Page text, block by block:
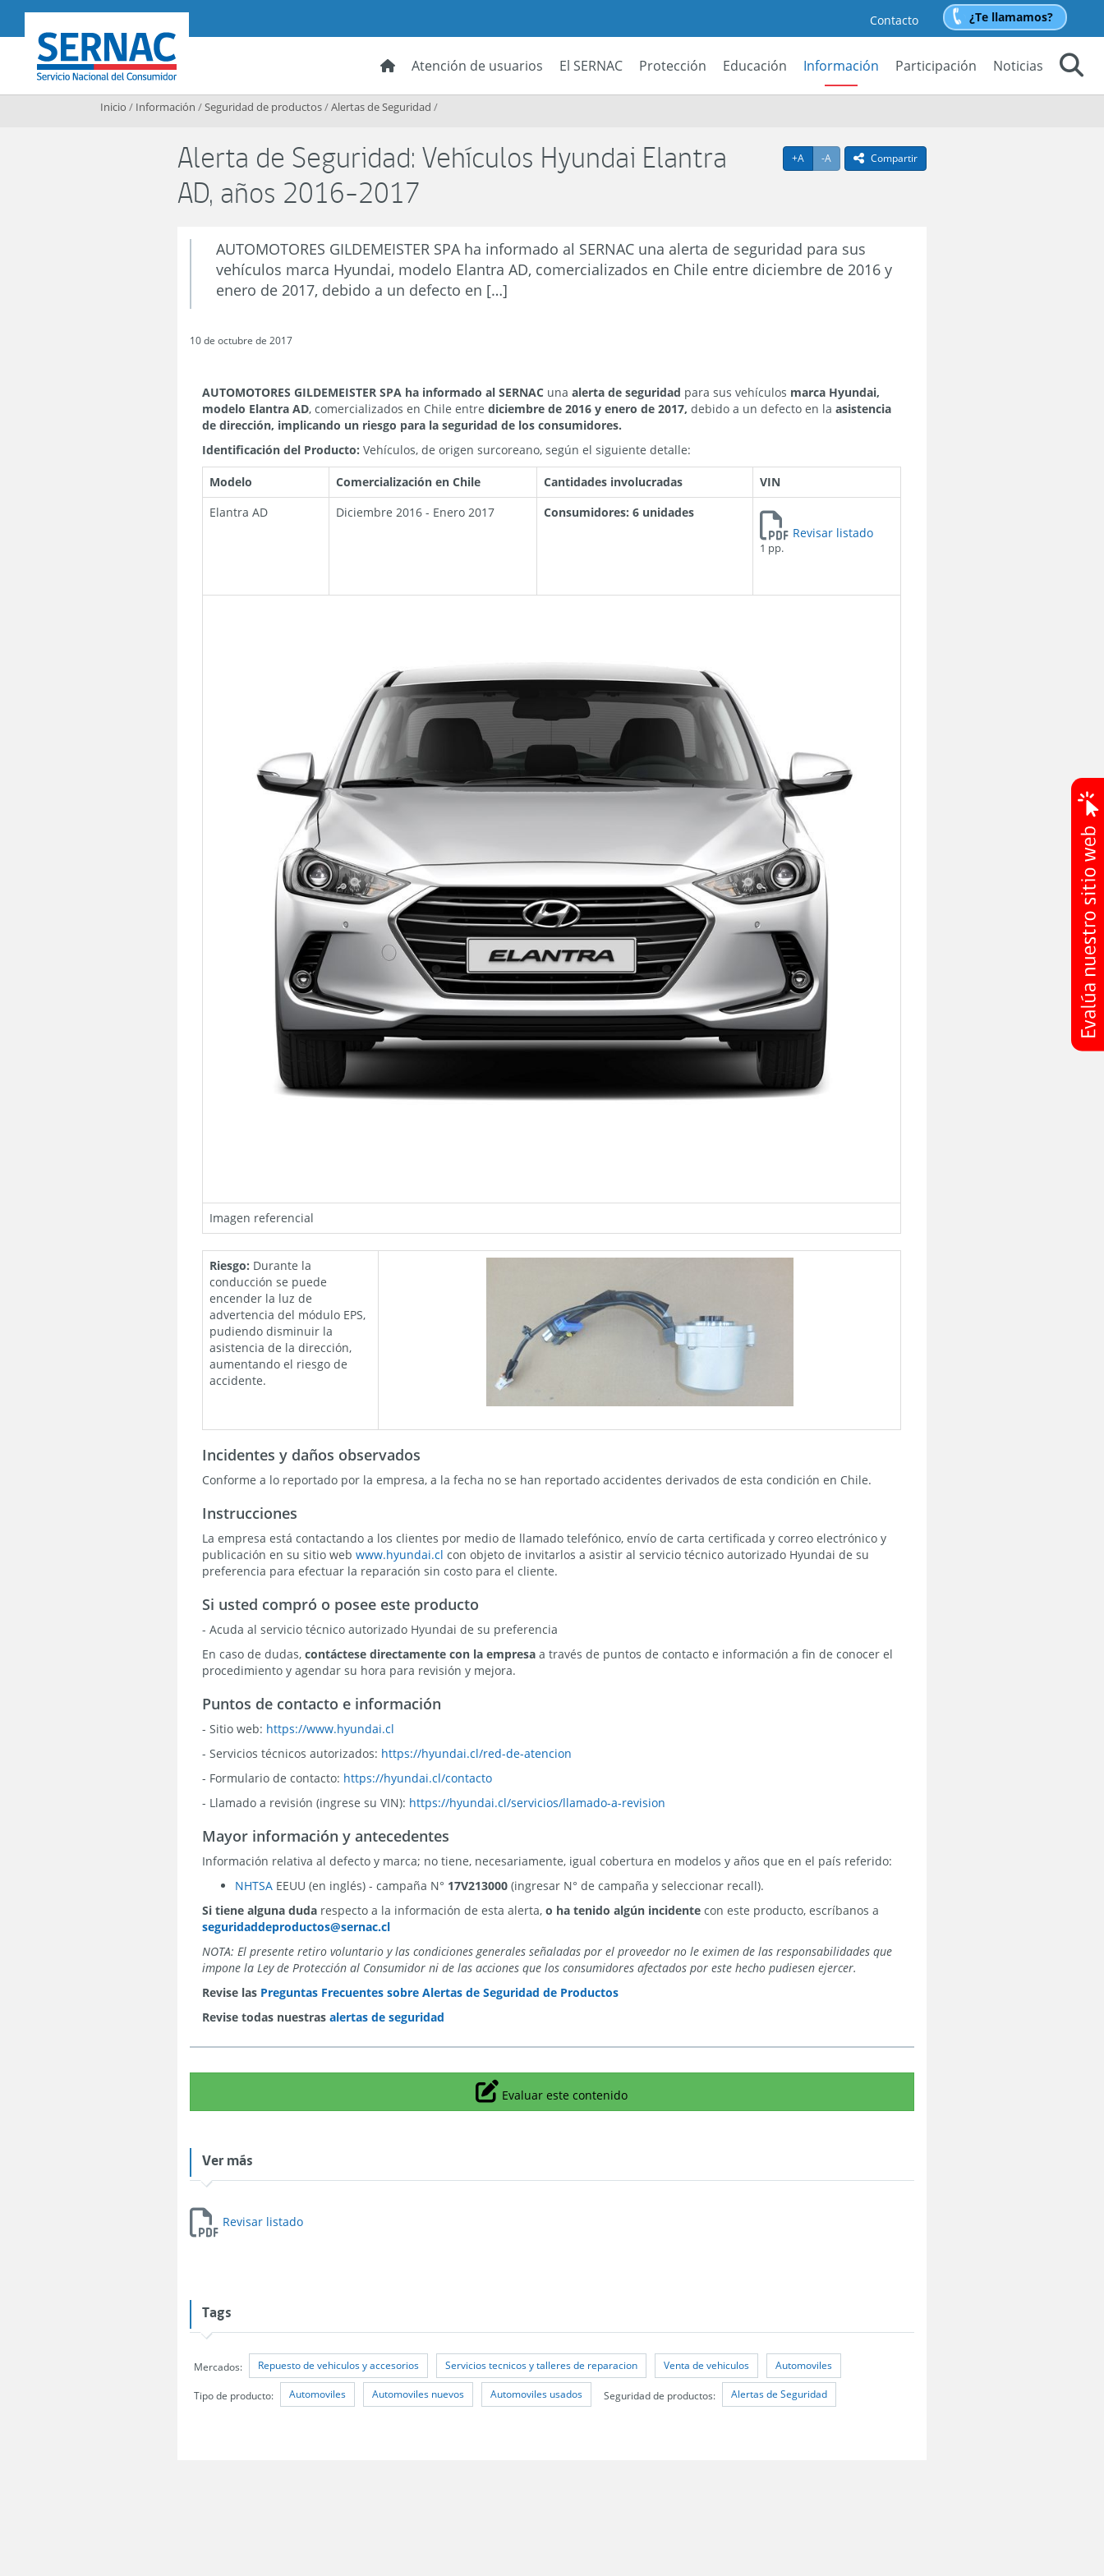
SERNAC
Contacto ¿Te llamamos?
Atención de usuarios El SERNAC Protección Educación Información Participación
Noticias
Inicio / Información /Seguridad de productos/Alertas de Seguridad /
+A Agrandar texto
-A Achicar textoicono compartir
Compartir
Alerta de Seguridad: Vehículos Hyundai Elantra
AD, años 2016-2017
AUTOMOTORES GILDEMEISTER SPA ha informado al SERNAC una alerta de seguridad para sus
vehículos marca Hyundai, modelo Elantra AD, comercializados en Chile entre diciembre de 2016 y
enero de 2017, debido a un defecto en […]
10 de octubre de 2017
AUTOMOTORES GILDEMEISTER SPA ha informado al SERNAC unaalerta de seguridad para sus vehículos marca Hyundai,
modelo Elantra AD, comercializados en Chile entrediciembre de 2016 y enero de 2017, debido a un defecto en laasistencia
de dirección, implicando un riesgo para la seguridad de los consumidores.
Identificación del Producto: Vehículos, de origen surcoreano, según el siguiente detalle:
Modelo Comercialización en Chile Cantidades involucradas
VIN
Elantra AD
Diciembre 2016 - Enero 2017
Consumidores: 6 unidades
Revisar listado
1 pp.
Imagen referencial
Riesgo: Durante la
conducción se puede
encender la luz de
advertencia del módulo EPS,
pudiendo disminuir la
asistencia de la dirección,
aumentando el riesgo de
accidente.
Incidentes y daños observados
Conforme a lo reportado por la empresa, a la fecha no se han reportado accidentes derivados de esta condición en Chile.
Instrucciones
La empresa está contactando a los clientes por medio de llamado telefónico, envío de carta certificada y correo electrónico y
publicación en su sitio webwww.hyundai.cl con objeto de invitarlos a asistir al servicio técnico autorizado Hyundai de su
preferencia para efectuar la reparación sin costo para el cliente.
Si usted compró o posee este producto
- Acuda al servicio técnico autorizado Hyundai de su preferencia
En caso de dudas,contáctese directamente con la empresa a través de puntos de contacto e información a fin de conocer el
procedimiento y agendar su hora para revisión y mejora.
Puntos de contacto e información
- Sitio web: https://www.hyundai.cl
- Servicios técnicos autorizados: https://hyundai.cl/red-de-atencion
- Formulario de contacto: https://hyundai.cl/contacto
- Llamado a revisión (ingrese su VIN): https://hyundai.cl/servicios/llamado-a-revision
Mayor información y antecedentes
Información relativa al defecto y marca; no tiene, necesariamente, igual cobertura en modelos y años que en el país referido:
NHTSA EEUU (en inglés) - campaña N° 17V213000 (ingresar N° de campaña y seleccionar recall).
Si tiene alguna duda respecto a la información de esta alerta,o ha tenido algún incidente con este producto, escríbanos a
seguridaddeproductos@sernac.cl
NOTA: El presente retiro voluntario y las condiciones generales señaladas por el proveedor no le eximen de las responsabilidades que
impone la Ley de Protección al Consumidor ni de las acciones que los consumidores afectados por este hecho pudiesen ejercer.
Revise las Preguntas Frecuentes sobre Alertas de Seguridad de Productos
Revise todas nuestrasalertas de seguridad
Icono
Evaluar este contenido
Ver más
Revisar listado
Tags
Mercados: Repuesto de vehiculos y accesorios Servicios tecnicos y talleres de reparacion Venta de vehiculos Automoviles
Tipo de producto: Automoviles Automoviles nuevos Automoviles usados Seguridad de productos: Alertas de Seguridad